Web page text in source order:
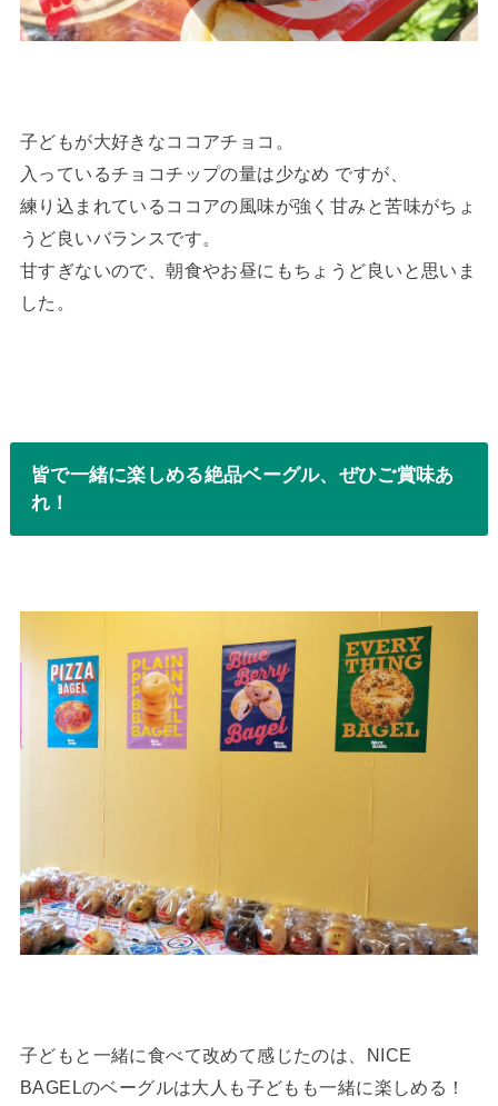
子どもが大好きなココアチョコ。
入っているチョコチップの量は少なめ ですが、
練り込まれているココアの風味が強く甘みと苦味がちょ
うど良いバランスです。
甘すぎないので、朝食やお昼にもちょうど良いと思いま
した。
皆で一緒に楽しめる絶品ベーグル、ぜひご賞味あ
れ！
子どもと一緒に食べて改めて感じたのは、NICE
BAGELのベーグルは大人も子どもも一緒に楽しめる！